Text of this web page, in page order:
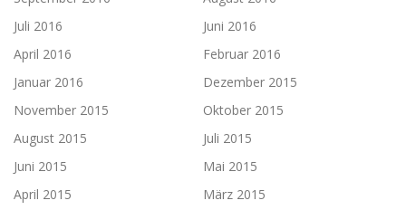
Juli 2016
Juni 2016
April 2016
Februar 2016
Januar 2016
Dezember 2015
November 2015
Oktober 2015
August 2015
Juli 2015
Juni 2015
Mai 2015
April 2015
März 2015